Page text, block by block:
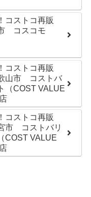
コストコ再販
コスコモ
コストコ再販
山市 コストバ
（COST VALUE
コストコ再販
市 コストバリ
COST VALUE